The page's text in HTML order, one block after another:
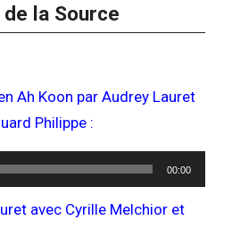
la Source
Ah Koon par Audrey Lauret
Philippe :
00:00
avec Cyrille Melchior et